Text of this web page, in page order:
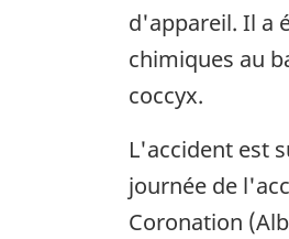
d'appareil. Il a
chimiques au
coccyx.
L'accident est
journée de
Coronation